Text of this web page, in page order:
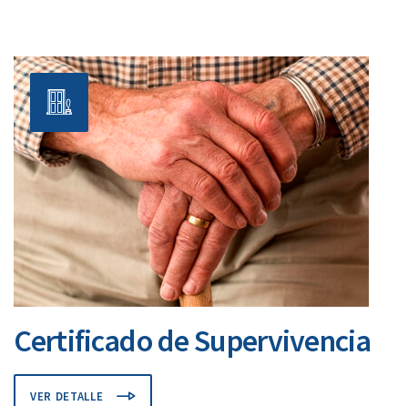
Certificado de Supervivencia
VER DETALLE